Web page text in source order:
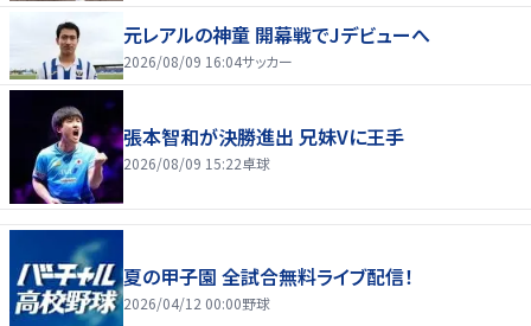
元レアルの神童 開幕戦でJデビューへ
2026/08/09 16:04サッカー
張本智和が決勝進出 兄妹Vに王手
2026/08/09 15:22卓球
夏の甲子園 全試合無料ライブ配信！
2026/04/12 00:00野球